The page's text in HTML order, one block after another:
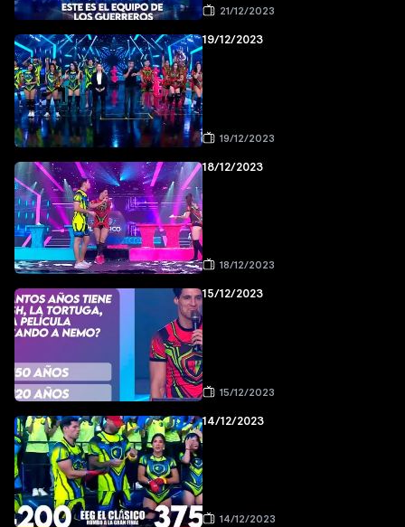
21/12/2023
19/12/2023
19/12/2023
18/12/2023
18/12/2023
15/12/2023
15/12/2023
14/12/2023
14/12/2023